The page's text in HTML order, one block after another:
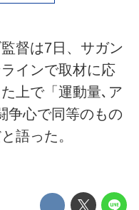
督は7日、サガン
インで取材に応
上で「運動量､ア
争心で同等のもの
語った。